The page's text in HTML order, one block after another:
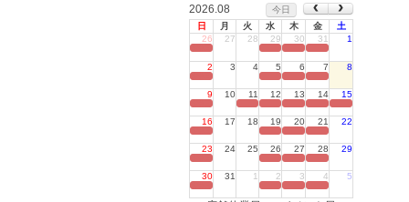
2026.08
今日
日
月 火 水 木 金
土
26
27 28 29 30 31 1
2 3 4 5 6 7 8
9 10 11 12 13 14 15
16 17 18 19 20 21 22
23 24 25 26 27 28 29
30 31 1 2 3 4 5